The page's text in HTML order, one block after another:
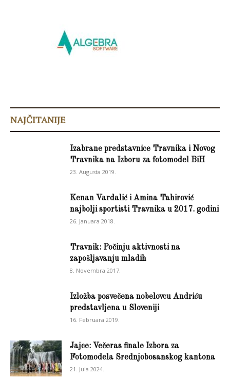
NAJČITANIJE
Izabrane predstavnice Travnika i Novog
Travnika na Izboru za fotomodel BiH
23. Augusta 2019.
Kenan Vardalić i Amina Tahirović
najbolji sportisti Travnika u 2017. godini
26. Januara 2018.
Travnik: Počinju aktivnosti na
zapošljavanju mladih
8. Novembra 2017.
Izložba posvečena nobelovcu Andriću
predstavljena u Sloveniji
16. Februara 2019.
Jajce: Večeras finale Izbora za
Fotomodela Srednjobosanskog kantona
21. Jula 2024.